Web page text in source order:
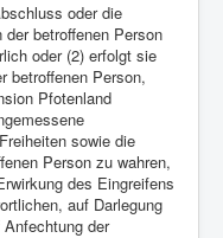
oder die
betroffenen Person
oder (2) erfolgt sie
betroffenen Person,
Pfotenland
sowie die
Person zu wahren,
des Eingreifens
auf Darlegung
der